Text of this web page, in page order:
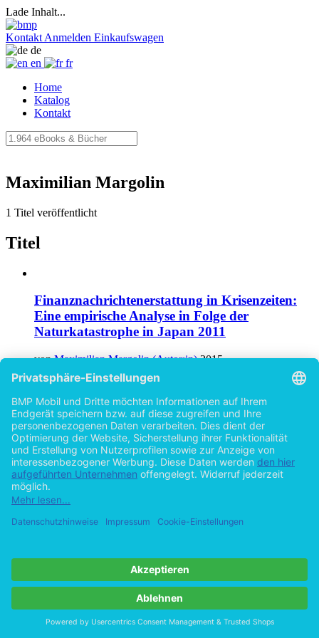
Lade Inhalt...
Kontakt Anmelden Einkaufswagen
de
en
fr
Home
Katalog
Kontakt
Maximilian Margolin
1 Titel veröffentlicht
Titel
Finanznachrichtenerstattung in Krisenzeiten:
Eine empirische Analyse in Folge der
Naturkatastrophe in Japan 2011
vonMaximilian Margolin (Autor:in)
©2011 Bachelorarbeit 52 Seiten
Hilfe/FAQ
Impressum
Datenschutz
AGB
Vertrag widerrufen
Zur Desktop-Version
byOpen Publishing